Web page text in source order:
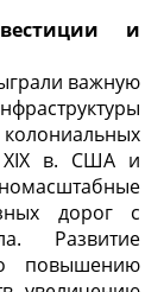
и
важную
XIX в. США и
дорог с
Разви­тие
повышению